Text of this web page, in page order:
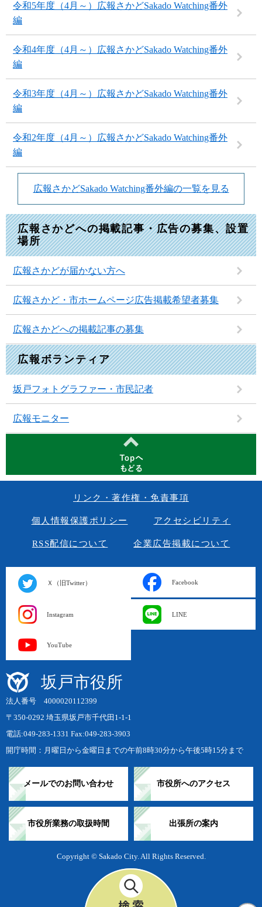
令和5年度（4月～）広報さかどSakado Watching番外
編
令和4年度（4月～）広報さかどSakado Watching番外
編
令和3年度（4月～）広報さかどSakado Watching番外
編
令和2年度（4月～）広報さかどSakado Watching番外
編
広報さかどSakado Watching番外編の一覧を見る
広報さかどへの掲載記事・広告の募集、設置
場所
広報さかどが届かない方へ
広報さかど・市ホームページ広告掲載希望者募集
広報さかどへの掲載記事の募集
広報ボランティア
坂戸フォトグラファー・市民記者
広報モニター
リンク・著作権・免責事項
個人情報保護ポリシー アクセシビリティ
RSS配信について 企業広告掲載について
Ｘ（旧Twitter） Facebook
Instagram LINE
YouTube
坂戸市役所
法人番号 4000020112399
〒350-0292 埼玉県坂戸市千代田1-1-1
電話:049-283-1331 Fax:049-283-3903
開庁時間：月曜日から金曜日までの午前8時30分から午後5時15分まで
メールでのお問い合わせ 市役所へのアクセス
市役所業務の取扱時間 出張所の案内
Copyright © Sakado City. All Rights Reserved.